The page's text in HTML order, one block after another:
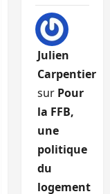
Julien
Carpentier
sur Pour
la FFB,
une
politique
du
logement